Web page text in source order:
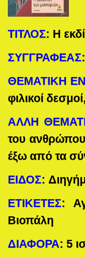
ΤΙΤΛΟΣ: Η
ΣΥΓΓΡΑΦΕΑΣ
ΘΕΜΑΤΙΚΗ
φιλικοί
ΑΛΛΗ
του
έξω από τα
ΕΙΔΟΣ:
ΕΤΙΚΕΤΕΣ:
Βιοπάλη
ΔΙΑΦΟΡΑ:5